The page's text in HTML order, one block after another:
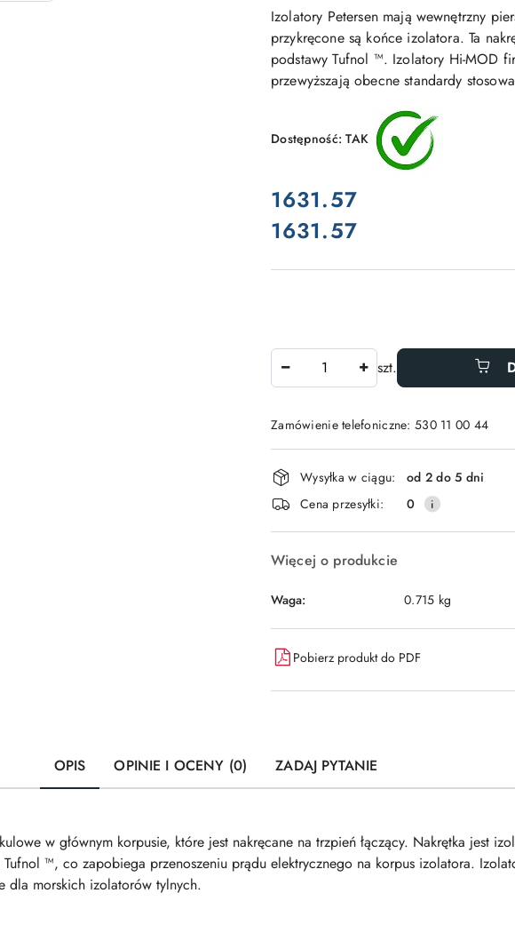
Izolatory Petersen mają wewnętrzny
przykręcone są końce izolatora. Ta
podstawy Tufnol ™. Izolatory Hi-MOD
przewyższają obecne standardy
Dostępność:TAK
cena:
1631.57
Cena:
1631.57
szt.
Zamówienie telefoniczne: 530 11 00 44
Dostępność
i
dostawa
Wysyłka w ciągu:
od 2 do 5 dni
Cena przesyłki:
0
Więcej o produkcie
Waga: 0.715 kg
Pobierz produkt do PDF
OPIS OPINIE I OCENY (0) ZADAJ PYTANIE
w głównym korpusie, które jest nakręcane na trzpień łączący. Nakrętka jest
™, co zapobiega przenoszeniu prądu elektrycznego na korpus izolatora.
dla morskich izolatorów tylnych.